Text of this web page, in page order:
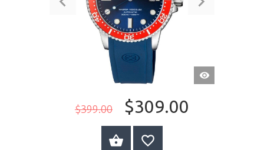
APERÇU
RAPIDE
$399.00 $309.00
ACHETER MAINTENANT